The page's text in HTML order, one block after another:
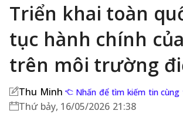
Triển khai toàn
tục hành chính
trên môi trường
Thu Minh Nhấn để tìm kiếm tin cùng
Thứ bảy, 16/05/2026 21:38